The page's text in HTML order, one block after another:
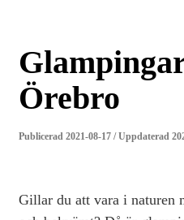
Örebro
Publicerad 2021-08-17 / Uppdaterad
Gillar du att vara i